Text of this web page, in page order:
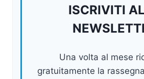
ISCRIVITI
Una volta al mese
gratuitamente la